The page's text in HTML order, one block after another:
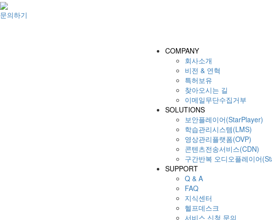
문의하기
COMPANY
회사소개
비전 & 연혁
특허보유
찾아오시는 길
이메일무단수집거부
SOLUTIONS
보안플레이어(StarPlayer)
학습관리시스템(LMS)
영상관리플랫폼(OVP)
콘텐츠전송서비스(CDN)
구간반복 오디오플레이어
SUPPORT
Q & A
FAQ
지식센터
헬프데스크
서비스 신청 문의